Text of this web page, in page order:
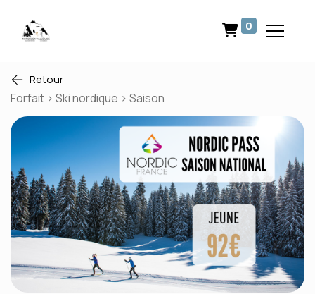
0
Retour
Forfait > Ski nordique > Saison